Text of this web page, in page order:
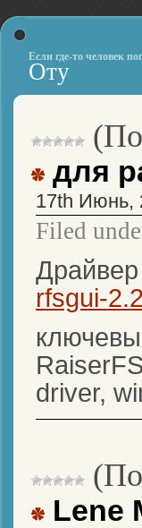
Если где-то человек
Оту
для
17th Июнь,
Filed
rfsgui-2.2
driver,
Lene